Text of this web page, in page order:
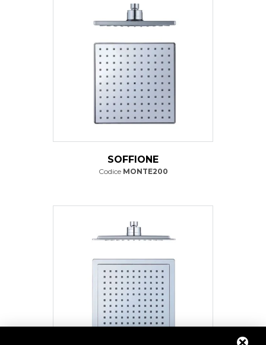
SOFFIONE
Codice MONTE200